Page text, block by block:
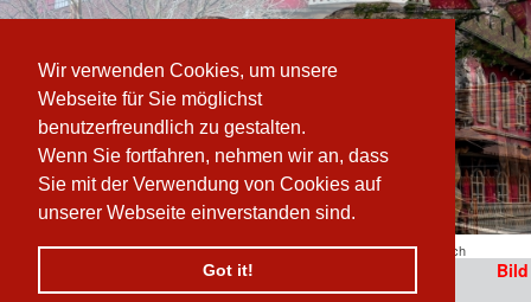
Wir verwenden Cookies, um unsere
Webseite für Sie möglichst
benutzerfreundlich zu gestalten.
Wenn Sie fortfahren, nehmen wir an, dass
Sie mit der Verwendung von Cookies auf
unserer Webseite einverstanden sind.
Got it!
www.prater-archiv.at»SchanigÃ¤rten erobern den Prater!/Himmelreich
Bild